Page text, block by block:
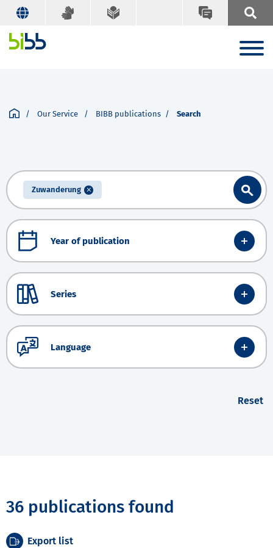
Our Service BIBB publications Search
Zuwanderung
Year of publication
Series
Language
Reset
36 publications found
Export list